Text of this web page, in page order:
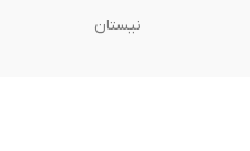
نیستان